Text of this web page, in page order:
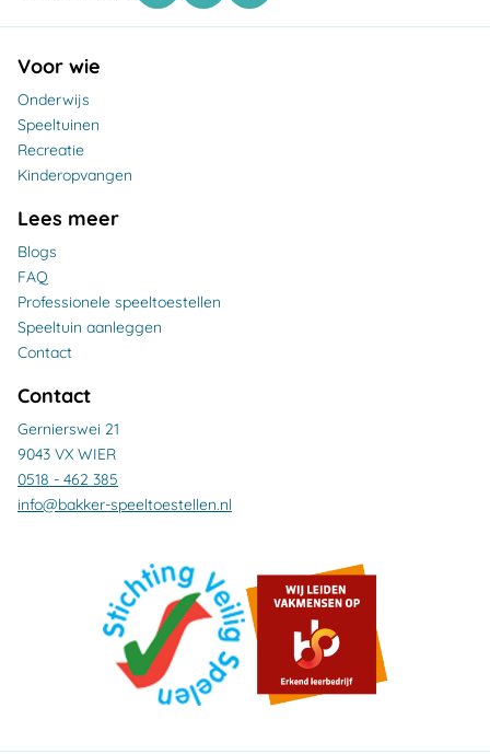
Voor wie
Onderwijs
Speeltuinen
Recreatie
Kinderopvangen
Lees meer
Blogs
FAQ
Professionele speeltoestellen
Speeltuin aanleggen
Contact
Contact
Gernierswei 21
9043 VX WIER
0518 - 462 385
info@bakker-speeltoestellen.nl